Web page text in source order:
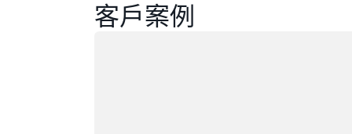
客戶案例